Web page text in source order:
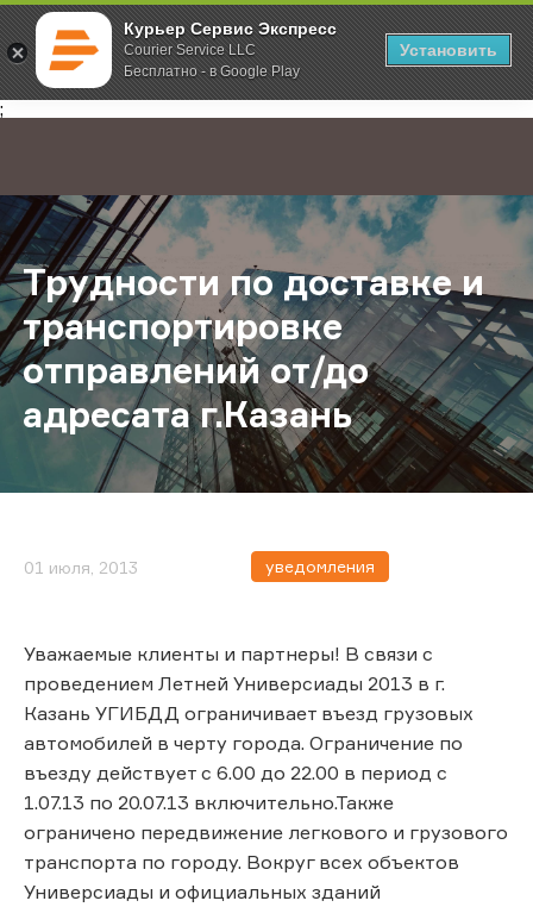
Курьер Сервис Экспресс
Courier Service LLC
Бесплатно - в Google Play
Установить
;
Главная О компании Новости Трудности по доставке и
Трудности по доставке и
транспортировке
отправлений от/до
адресата г.Казань
01 июля, 2013 уведомления
Уважаемые клиенты и партнеры! В связи c
проведением Летней Универсиады 2013 в г.
Казань УГИБДД ограничивает въезд грузовых
автомобилей в черту города. Ограничение по
въезду действует с 6.00 до 22.00 в период с
1.07.13 по 20.07.13 включительно.Также
ограничено передвижение легкового и грузового
транспорта по городу. Вокруг всех объектов
Универсиады и официальных зданий